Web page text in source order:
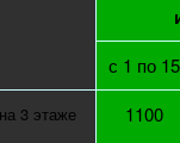
с 1 по 15
3 этаже
1100